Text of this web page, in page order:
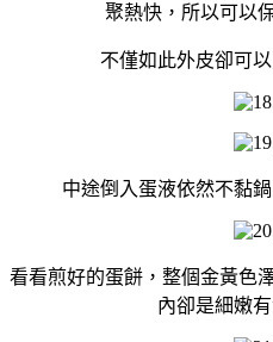
聚熱快，所以可以
不僅如此外皮卻可
中途倒入蛋液依然不黏
看看煎好的蛋餅，整個金黃色
內卻是細嫩